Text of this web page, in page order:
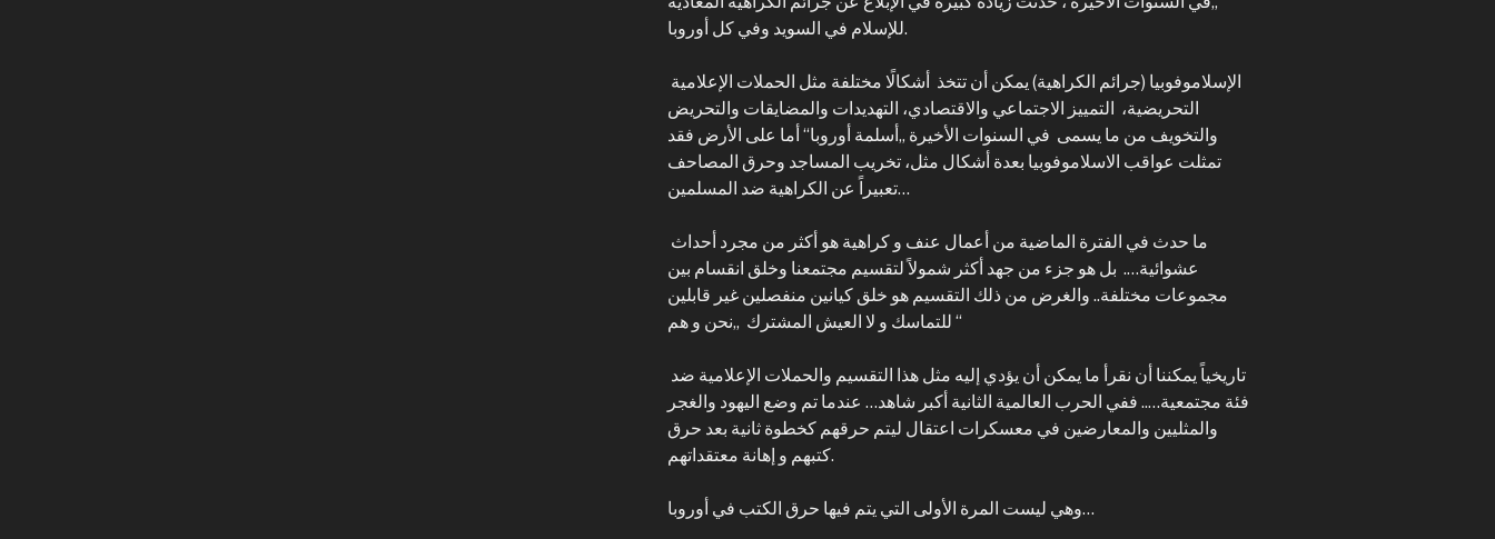
للإسلام في السويد وفي كل أوروبا.
التحريضية، التمييز الاجتماعي والاقتصادي، التهديدات والمضايقات والتحريض
والتخويف من ما يسمى في السنوات الأخيرة „أسلمة أوروبا“ أما على الأرض فقد
تمثلت عواقب الاسلاموفوبيا بعدة أشكال مثل، تخريب المساجد وحرق المصاحف
تعبيراً عن الكراهية ضد المسلمين…
عشوائية…. بل هو جزء من جهد أكثر شمولاً لتقسيم مجتمعنا وخلق انقسام بين
مجموعات مختلفة.. والغرض من ذلك التقسيم هو خلق كيانين منفصلين غير قابلين
للتماسك و لا العيش المشترك „نحن و هم “
فئة مجتمعية….. ففي الحرب العالمية الثانية أكبر شاهد… عندما تم وضع اليهود والغجر
والمثليين والمعارضين في معسكرات اعتقال ليتم حرقهم كخطوة ثانية بعد حرق
كتبهم و إهانة معتقداتهم.
وهي ليست المرة الأولى التي يتم فيها حرق الكتب في أوروبا…